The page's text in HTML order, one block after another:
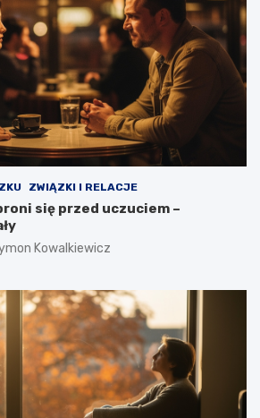
ZWIĄZKI I RELACJE
się przed uczuciem –
Kowalkiewicz